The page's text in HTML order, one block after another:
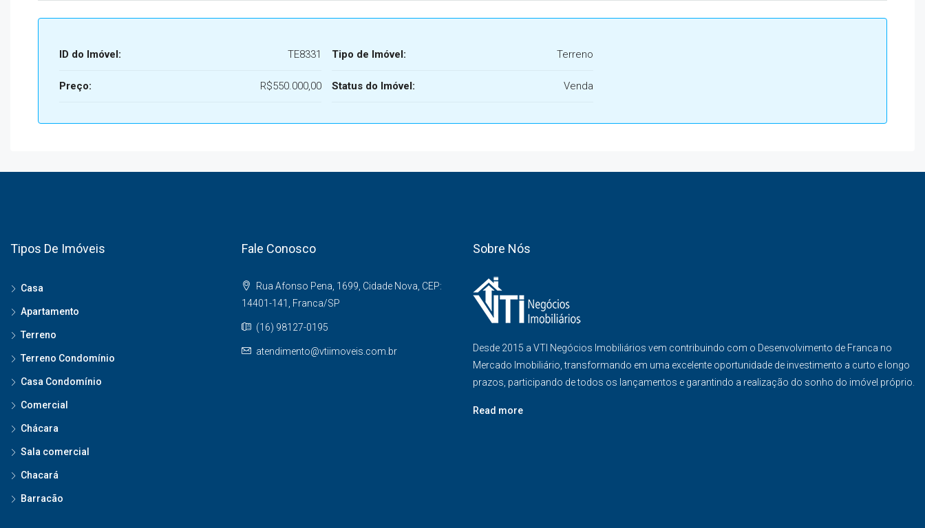
ID do Imóvel: TE8331
Preço: R$550.000,00
Tipo de Imóvel: Terreno
Status do Imóvel: Venda
Tipos De Imóveis
Casa
Apartamento
Terreno
Terreno Condomínio
Casa Condomínio
Comercial
Chácara
Sala comercial
Chacará
Barracão
Fale Conosco
Rua Afonso Pena, 1699, Cidade Nova, CEP:
14401-141, Franca/SP
(16) 98127-0195
atendimento@vtiimoveis.com.br
Sobre Nós
Desde 2015 a VTI Negócios Imobiliários vem contribuindo com o Desenvolvimento de Franca no
Mercado Imobiliário, transformando em uma excelente oportunidade de investimento a curto e longo
prazos, participando de todos os lançamentos e garantindo a realização do sonho do imóvel próprio.
Read more